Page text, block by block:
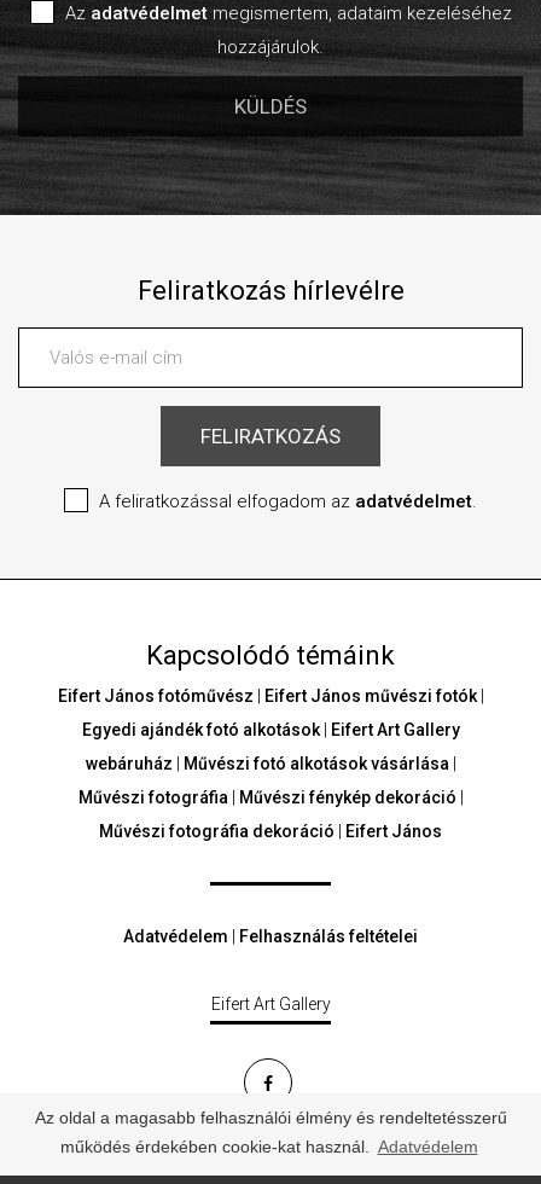
Az oldal a magasabb felhasználói élmény és rendeltetésszerű
működés érdekében cookie-kat használ.
Adatvédelem
Azadatvédelmetmegismertem, adataim kezeléséhez
hozzájárulok.
Feliratkozás hírlevélre
A feliratkozással elfogadom az adatvédelmet
Kapcsolódó témáink
Eifert János fotóművész Eifert János művészi fotók|
Egyedi ajándék fotó alkotások|
Eifert Art Gallery
webáruház
Művészi fotó alkotások vásárlása
Művészi fotográfia
Művészi fénykép dekoráció
Művészi fotográfia dekoráció
Eifert János
Adatvédelem Felhasználás feltételei
Eifert Art Gallery
© Minden jog fenntartva - eifertartgallery.hu